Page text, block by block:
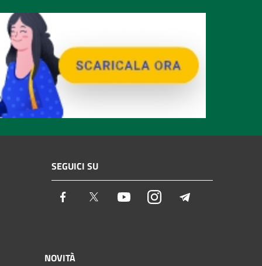
SEGUICI SU
Facebook Twitter YoutubeInstagram
NOVITÀ